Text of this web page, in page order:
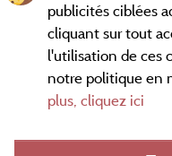
Conditions
publicités ciblées
cliquant sur tout
l'utilisation de ces
notre politique en
plus, cliquez ici